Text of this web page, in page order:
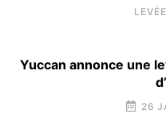
Yuccan annonce une
26